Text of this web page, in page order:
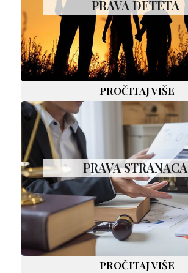
PRAVA DETETA
PROČITAJ VIŠE
PRAVA STRANACA
PROČITAJ VIŠE